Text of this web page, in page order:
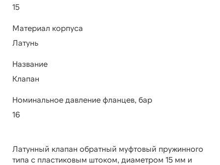
15
Материал корпуса
Латунь
Название
Клапан
Номинальное давление фланцев, бар
16
Латунный клапан обратный муфтовый пружинного
типа с пластиковым штоком, диаметром 15 мм и